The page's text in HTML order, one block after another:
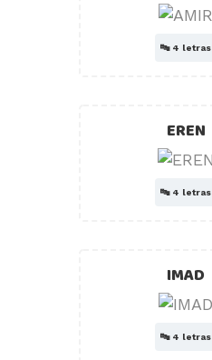
🔤 4 letras
EREN
🔤 4 letras
IMAD
🔤 4 letras